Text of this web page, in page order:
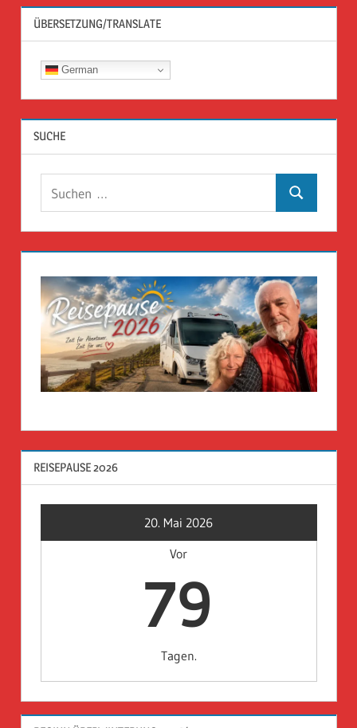
ÜBERSETZUNG/TRANSLATE
German
SUCHE
Suchen
REISEPAUSE 2026
20. Mai 2026
Vor
79
Tagen.